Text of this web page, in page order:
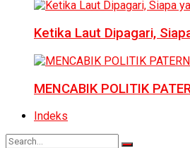
Ketika Laut Dipagari,
MENCABIK POLITIK
Indeks